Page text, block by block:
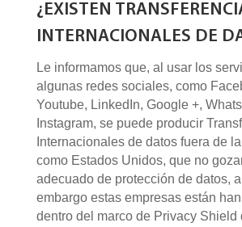
¿EXISTEN
INTERNACIONALES DE
Le informamos que, al usar los
algunas redes sociales, como
Youtube, LinkedIn, Google +,
Instagram, se puede producir
Internacionales de datos fuera de
como Estados Unidos, que no
adecuado de protección de datos,
embargo estas empresas están
dentro del marco de Privacy Shield